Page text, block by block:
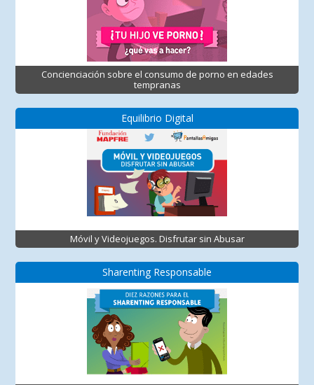
Concienciación sobre el consumo de porno en edades
tempranas
Equilibrio Digital
Móvil y Videojuegos. Disfrutar sin Abusar
Sharenting Responsable